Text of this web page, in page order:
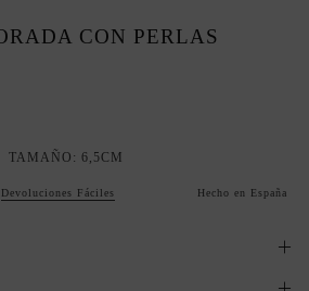
CON PERLAS
TAMAÑO: 6,5CM
Devoluciones Fáciles Hecho en España